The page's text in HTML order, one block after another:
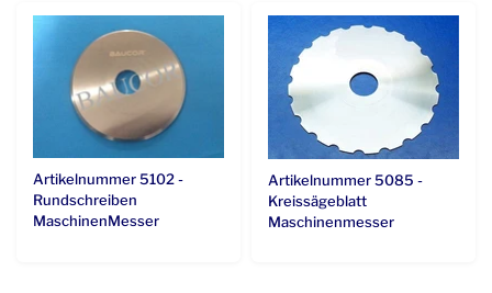
Artikelnummer 5102 -
Rundschreiben
MaschinenMesser
Artikelnummer 5085 -
Kreissägeblatt
Maschinenmesser